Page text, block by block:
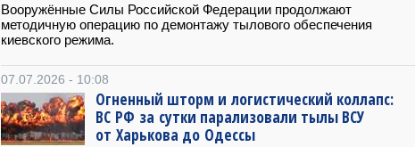
Вооружённые Силы Российской Федерации продолжают
методичную операцию по демонтажу тылового обеспечения
киевского режима.
07.07.2026 - 10:08
Огненный шторм и логистический коллапс:
ВС РФ за сутки парализовали тылы ВСУ
от Харькова до Одессы